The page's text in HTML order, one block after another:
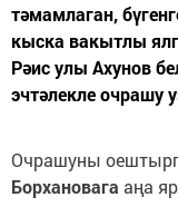
тәмамлаган,
кыска вакытлы
Рәис улы Ахунов
эчтәлекле очрашу
Очрашуны
Борхановага аңа